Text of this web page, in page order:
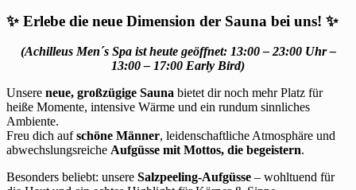
✨ Erlebe die neue Dimension der Sauna bei uns! ✨
(Achilleus Men´s Spa ist heute geöffnet: 13:00 – 23:00 Uhr –
13:00 – 17:00 Early Bird)
Unsere neue, großzügige Sauna bietet dir noch mehr Platz für
heiße Momente, intensive Wärme und ein rundum sinnliches
Ambiente.
Freu dich aufschöne Männer, leidenschaftliche Atmosphäre und
abwechslungsreiche Aufgüsse mit Mottos, die begeistern.
Besonders beliebt: unsere Salzpeeling-Aufgüsse – wohltuend für